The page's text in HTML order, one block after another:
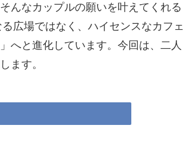
んなカップルの願いを叶えてくれる
広場ではなく、ハイセンスなカフェ
へと進化しています。今回は、二人
ます。